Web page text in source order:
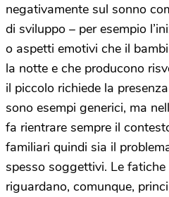
negativamente sul sonno
di sviluppo – per esempio
o aspetti emotivi che il
la notte e che producono
il piccolo richiede la
sono esempi generici, ma
fa rientrare sempre il
familiari quindi sia il
spesso soggettivi. Le
riguardano, comunque,